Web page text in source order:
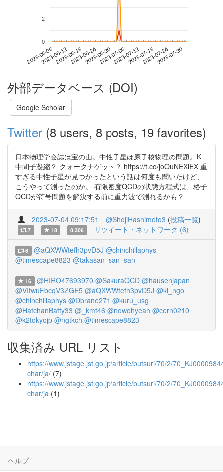
2023-06-062023-06-122023-06-182023-06-242023-06-302023-07-062023-07-122023-07-182023-07-242023-07-30
0
2
外部データベース (DOI)
Google Scholar
Twitter (8 users, 8 posts, 19 favorites)
日本物理学会誌は宝の山。中性子星は原子核物理の問題。K
中間子凝縮？ クォークナゲット？ https://t.co/joOuNEXiEX 重
すぎる中性子星が見つかったという話は何度も聞いたけど、
こうやって測ったのか。 有限密度QCDの状態方程式は、格子
QCDが符号問題を解決する前に重力波で測れるかも？
2023-07-04 09:17:51 @ShojiHashimoto3 (投稿一覧)
7 18 0.306 リツイート・ネットワーク (6)
6 @aQXWWtefh3pvD5J @chinchillaphys
@timescape8823 @takasan_san_san
16 @HIRO47693970 @SakuraQCD @hausenjapan
@VIfwuFbcqV3ZGE5 @aQXWWtefh3pvD5J @ki_ngo
@chinchillaphys @Dbrane271 @kuru_usg
@HatchanBatty33 @_kmt46 @nowohyeah @cern0210
@k2tokyojp @ngtkch @timescape8823
収集済み URL リスト
https://www.jstage.jst.go.jp/article/butsuri/70/2/
char/ja/ (7)
https://www.jstage.jst.go.jp/article/butsuri/70/2/
char/ja (1)
ヘルプ